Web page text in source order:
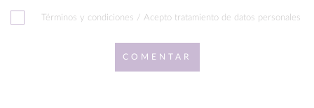
Términos y condiciones / Acepto tratamiento de datos personales
COMENTAR